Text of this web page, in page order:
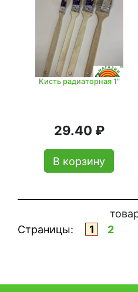
Кисть радиаторная 1"
29.40 ₽
В корзину
Страницы:
1 2